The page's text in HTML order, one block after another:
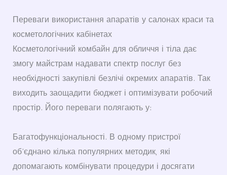
Переваги використання апаратів у салонах краси та
косметологічних кабінетах
Косметологічний комбайн для обличчя і тіла дає
змогу майстрам надавати спектр послуг без
необхідності закупівлі безлічі окремих апаратів. Так
виходить заощадити бюджет і оптимізувати робочий
простір. Його переваги полягають у:
Багатофункціональності. В одному пристрої
об’єднано кілька популярних методик, які
допомагають комбінувати процедури і досягати